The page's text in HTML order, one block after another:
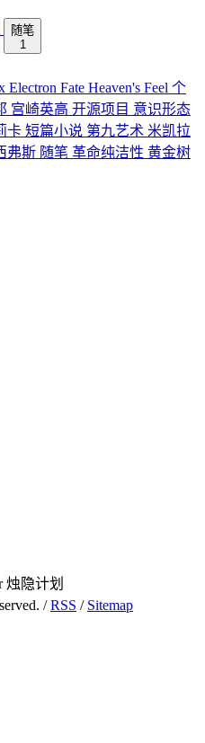
随笔
1
Electron Fate Heaven's Feel 个
宫崎英高 开源项目 意识形态
卡 短篇小说 第九艺术 米凯拉
弗斯 随笔 革命纯洁性 黄金树
烛隐计划
/RSS / Sitemap